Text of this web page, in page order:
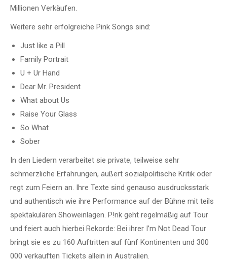
Millionen Verkäufen.
Weitere sehr erfolgreiche Pink Songs sind:
Just like a Pill
Family Portrait
U + Ur Hand
Dear Mr. President
What about Us
Raise Your Glass
So What
Sober
In den Liedern verarbeitet sie private, teilweise sehr
schmerzliche Erfahrungen, äußert sozialpolitische Kritik oder
regt zum Feiern an. Ihre Texte sind genauso ausdrucksstark
und authentisch wie ihre Performance auf der Bühne mit teils
spektakulären Showeinlagen. P!nk geht regelmäßig auf Tour
und feiert auch hierbei Rekorde: Bei ihrer I’m Not Dead Tour
bringt sie es zu 160 Auftritten auf fünf Kontinenten und 300
000 verkauften Tickets allein in Australien.